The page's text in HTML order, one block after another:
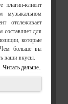
плагин-клиент
музыкальном
отслеживает
для
которые
больше вы
ваши вкусы.
Читать дальше..